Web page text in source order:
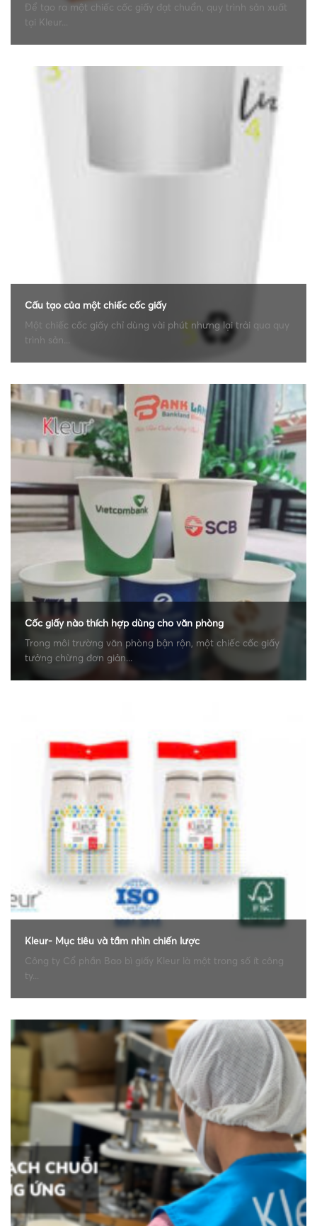
Để tạo ra một chiếc cốc giấy đạt chuẩn, quy trình sản xuất
tại Kleur...
Cấu tạo của một chiếc cốc giấy
Một chiếc cốc giấy chỉ dùng vài phút nhưng lại trải qua quy
trình sản...
Cốc giấy nào thích hợp dùng cho văn phòng
Trong môi trường văn phòng bận rộn, một chiếc cốc giấy
tưởng chừng đơn giản...
Kleur- Mục tiêu và tầm nhìn chiến lược
Công ty Cổ phần Bao bì giấy Kleur là một trong số ít công
ty...